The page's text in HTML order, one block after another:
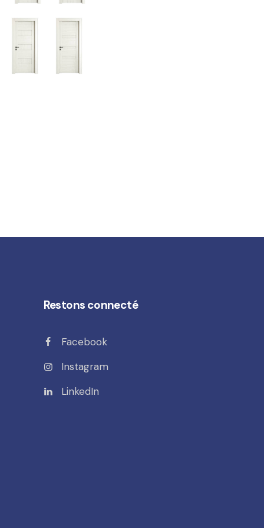
Restons connecté
Facebook
Instagram
LinkedIn